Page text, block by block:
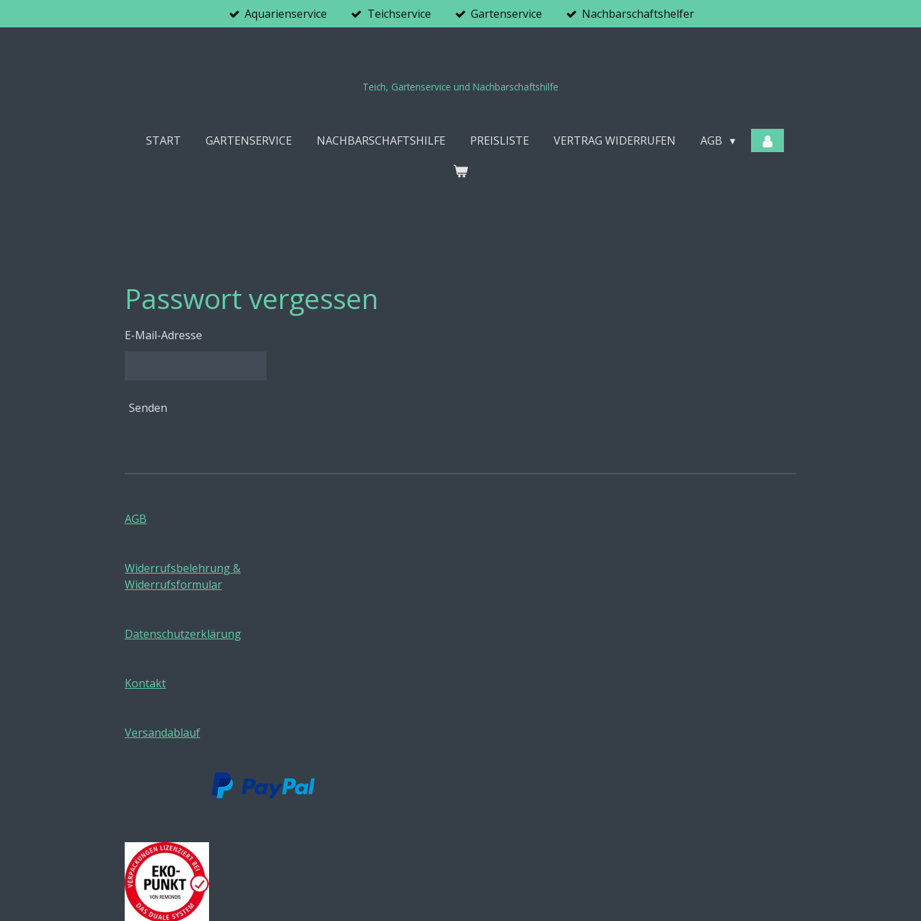
Hauptinhalt
Aquarienservice Teichservice Gartenservice Nachbarschaftshelfer
Teich, Gartenservice und Nachbarschaftshilfe
START GARTENSERVICE NACHBARSCHAFTSHILFE PREISLISTE VERTRAG WIDERRUFEN AGB
Passwort vergessen
E-Mail-Adresse
Senden
AGB
Widerrufsbelehrung &
Widerrufsformular
Datenschutzerklärung
Kontakt
Versandablauf